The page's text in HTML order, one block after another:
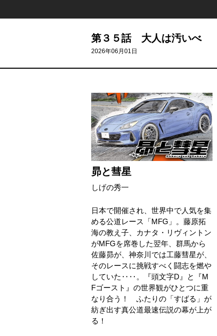
第３５話 大人は汚いべ
2026年06月01日
昴と彗星
しげの秀一
日本で開催され、世界中で人気を集
める公道レース「MFG」。藤原拓
海の教え子、カナタ・リヴィントン
がMFGを席巻した翌年、群馬から
佐藤昴が、神奈川では工藤彗星が、
そのレースに挑戦すべく闘志を燃や
していた‥‥。『頭文字D』と『M
Fゴースト』の世界観がひとつに重
なり合う！ ふたりの「すばる」が
紡ぎ出す真公道最速伝説の幕が上が
る！